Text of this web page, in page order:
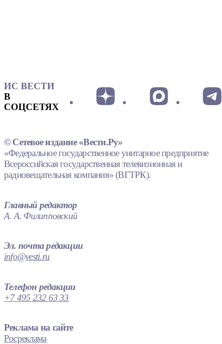
ИС ВЕСТИ
В
СОЦСЕТЯХ
© Сетевое издание «Вести.Ру»
«Федеральное государственное унитарное предприятие
Всероссийская государственная телевизионная и
радиовещательная компания» (ВГТРК).
Главный редактор
А. А. Филипповский
Эл. почта редакции
info@vesti.ru
Телефон редакции
+7 495 232 63 33
Реклама на сайте
Росреклама